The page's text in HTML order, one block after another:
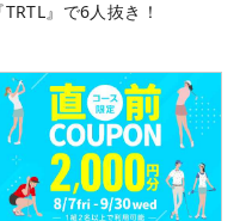
TRTL』で6人抜き！